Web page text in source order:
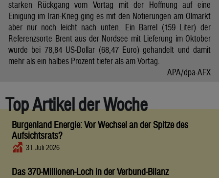
starken Rückgang vom Vortag mit der Hoffnung auf eine
Einigung im Iran-Krieg ging es mit den Notierungen am Ölmarkt
aber nur noch leicht nach unten. Ein Barrel (159 Liter) der
Referenzsorte Brent aus der Nordsee mit Lieferung im Oktober
wurde bei 78,84 US-Dollar (68,47 Euro) gehandelt und damit
mehr als ein halbes Prozent tiefer als am Vortag.
APA/dpa-AFX
Top Artikel der Woche
Burgenland Energie: Vor Wechsel an der Spitze des
Aufsichtsrats?
31. Juli 2026
Das 370-Millionen-Loch in der Verbund-Bilanz